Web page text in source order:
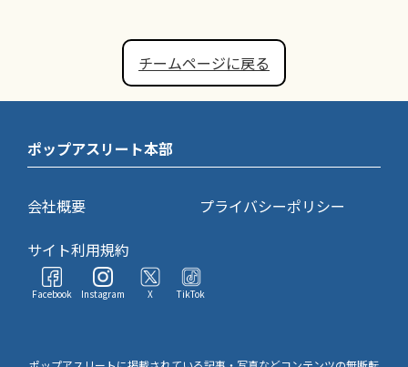
チームページに戻る
ポップアスリート本部
会社概要
プライバシーポリシー
サイト利用規約
Facebook Instagram X TikTok